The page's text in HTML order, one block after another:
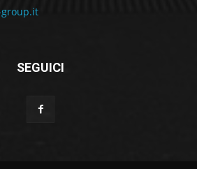
group.it
SEGUICI